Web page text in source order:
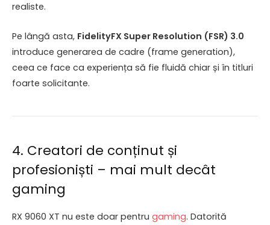
realiste.
Pe lângă asta, FidelityFX Super Resolution (FSR) 3.0
introduce generarea de cadre (frame generation),
ceea ce face ca experiența să fie fluidă chiar și în titluri
foarte solicitante.
4. Creatori de conținut și
profesioniști – mai mult decât
gaming
RX 9060 XT nu este doar pentru gaming. Datorită